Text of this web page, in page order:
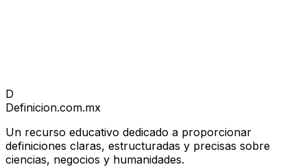
D
Definicion.com.mx
Un recurso educativo dedicado a proporcionar
definiciones claras, estructuradas y precisas sobre
ciencias, negocios y humanidades.